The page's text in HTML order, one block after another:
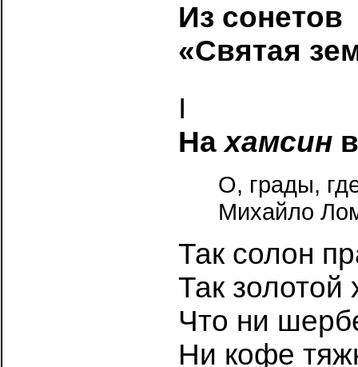
Из сонетов
«Святая
I
Нахамсин
О, грады,
Михайло
Так солон
Так золотой
Что ни
Ни кофе